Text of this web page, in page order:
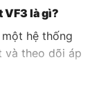
VF3 là gì?
hệ thống
và theo dõi áp